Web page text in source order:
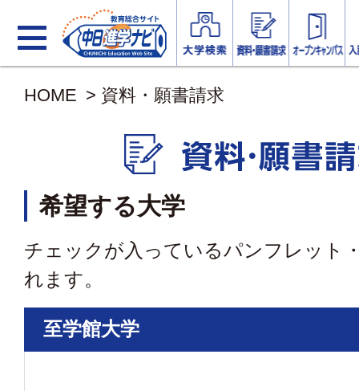
HOME > 資料・願書請求
希望する大学
チェックが入っているパンフレット
れます。
至学館大学